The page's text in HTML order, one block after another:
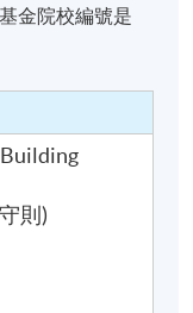
金院校編號是
則)